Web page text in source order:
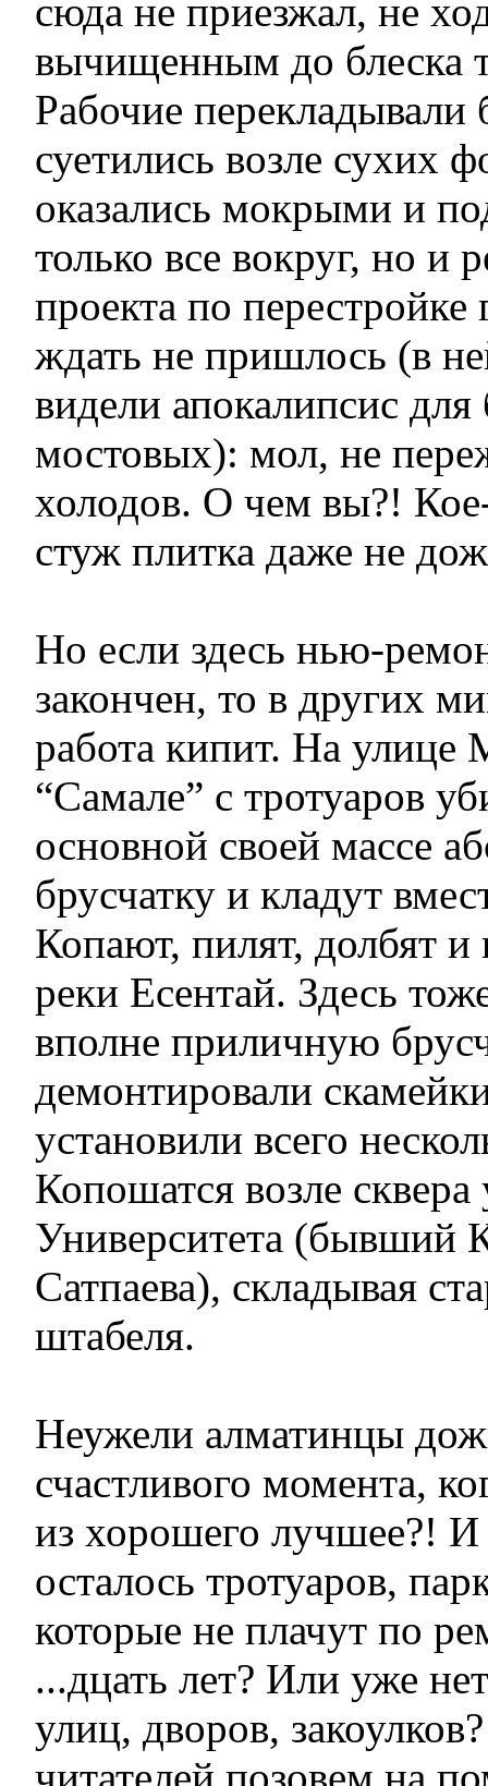
сюда не приезжал, не
вычищенным до блеска
Рабочие перекладывали
суетились возле сухих
оказались мокрыми и
только все вокруг, но и
проекта по
ждать не пришлось (в
видели апокалипсис для
мостовых): мол, не
холодов. О чем вы?!
стуж плитка даже не
Но если здесь нью-
закончен, то в других
работа кипит. На улице
“Самале” с тротуаров
основной своей массе
брусчатку и кладут
Копают, пилят, долбят
реки Есентай. Здесь
вполне приличную
демонтировали
установили всего
Копошатся возле сквера
Университета (бывший
Сатпаева), складывая
штабеля.
Неужели алматинцы
счастливого момента,
из хорошего лучшее?! И
осталось тротуаров,
которые не плачут по
...дцать лет? Или уже
улиц, дворов,
читателей позовем на